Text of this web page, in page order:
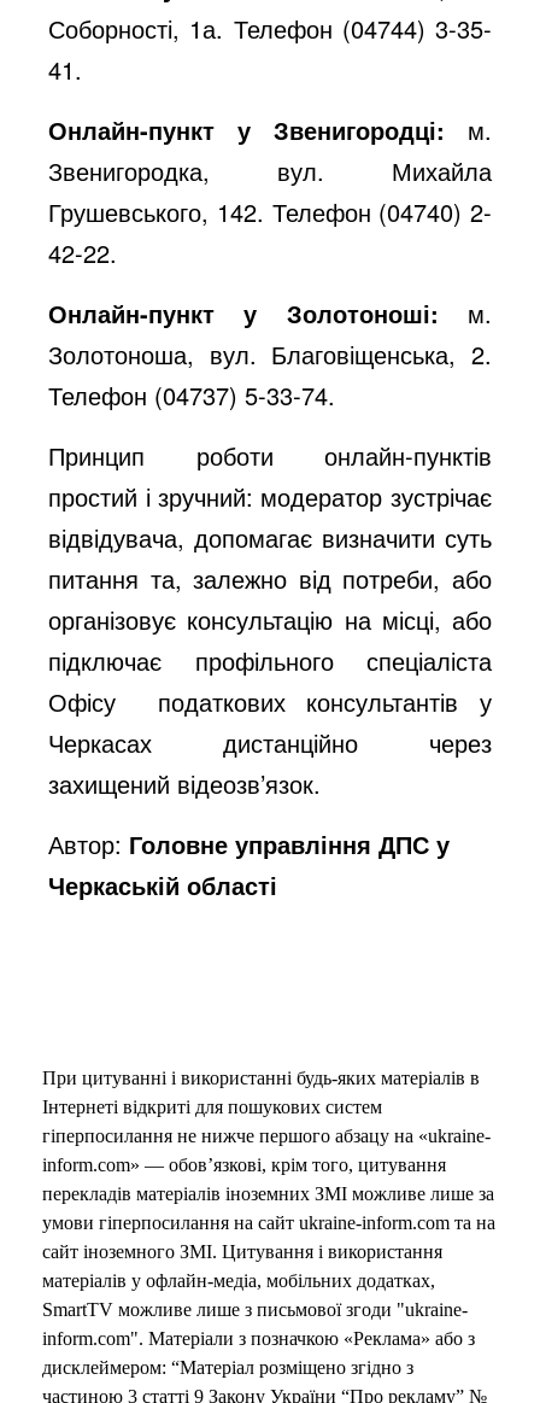
Соборності, 1а. Телефон (04744) 3-35-
41.
Онлайн-пункт у Звенигородці: м.
Звенигородка, вул. Михайла
Грушевського, 142. Телефон (04740) 2-
42-22.
Онлайн-пункт у Золотоноші: м.
Золотоноша, вул. Благовіщенська, 2.
Телефон (04737) 5-33-74.
Принцип роботи онлайн-пунктів
простий і зручний: модератор зустрічає
відвідувача, допомагає визначити суть
питання та, залежно від потреби, або
організовує консультацію на місці, або
підключає профільного спеціаліста
Офісу
податкових консультантів у
Черкасах дистанційно через
захищений відеозв’язок.
Автор: Головне управління ДПС у
Черкаській області
При цитуванні і використанні будь-яких матеріалів в
Інтернеті відкриті для пошукових систем
гіперпосилання не нижче першого абзацу на «ukraine-
inform.com» — обов’язкові, крім того, цитування
перекладів матеріалів іноземних ЗМІ можливе лише за
умови гіперпосилання на сайт ukraine-inform.com та на
сайт іноземного ЗМІ. Цитування і використання
матеріалів у офлайн-медіа, мобільних додатках,
SmartTV можливе лише з письмової згоди "ukraine-
inform.com". Матеріали з позначкою «Реклама» або з
дисклеймером: “Матеріал розміщено згідно з
частиною 3 статті 9 Закону України “Про рекламу” №